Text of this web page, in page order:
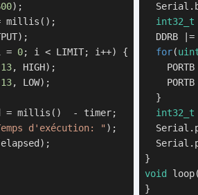
);
millis();
= 0; i < LIMIT; i++) {
13, HIGH);
13, LOW);
= millis()  - timer;
d'exécution: " );
int32_t
DDRB |=
for(
PORTB
PORTB
  }
int32_t
void
loop
}